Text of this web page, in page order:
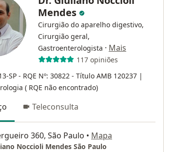
Mendes
Cirurgião do aparelho digestivo,
Cirurgião geral,
Gastroenterologista · Mais
117 opiniões
SP - RQE Nº: 30822 - Título AMB 120237 |
( RQE não encontrado)
Teleconsulta
360, São Paulo • Mapa
Noccioli Mendes São Paulo